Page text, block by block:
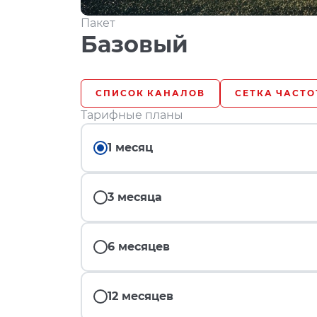
Пакет
Базовый
СПИСОК КАНАЛОВ СЕТКА
Тарифные планы
1 месяц
3 месяца
6 месяцев
12 месяцев